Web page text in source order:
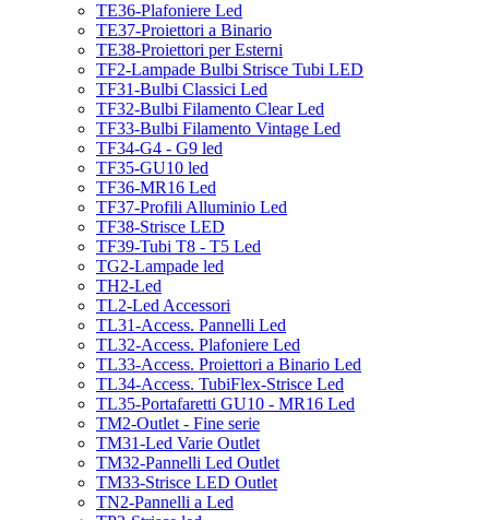
TE36-Plafoniere Led
TE37-Proiettori a Binario
TE38-Proiettori per Esterni
TF2-Lampade Bulbi Strisce Tubi LED
TF31-Bulbi Classici Led
TF32-Bulbi Filamento Clear Led
TF33-Bulbi Filamento Vintage Led
TF34-G4 - G9 led
TF35-GU10 led
TF36-MR16 Led
TF37-Profili Alluminio Led
TF38-Strisce LED
TF39-Tubi T8 - T5 Led
TG2-Lampade led
TH2-Led
TL2-Led Accessori
TL31-Access. Pannelli Led
TL32-Access. Plafoniere Led
TL33-Access. Proiettori a Binario Led
TL34-Access. TubiFlex-Strisce Led
TL35-Portafaretti GU10 - MR16 Led
TM2-Outlet - Fine serie
TM31-Led Varie Outlet
TM32-Pannelli Led Outlet
TM33-Strisce LED Outlet
TN2-Pannelli a Led